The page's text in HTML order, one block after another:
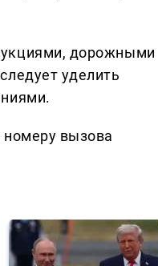
дорожными
уделить
номеру вызова